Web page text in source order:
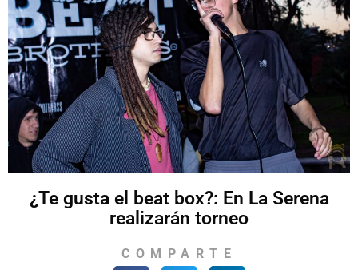
¿Te gusta el beat box?: En La Serena
realizarán torneo
COMPARTE